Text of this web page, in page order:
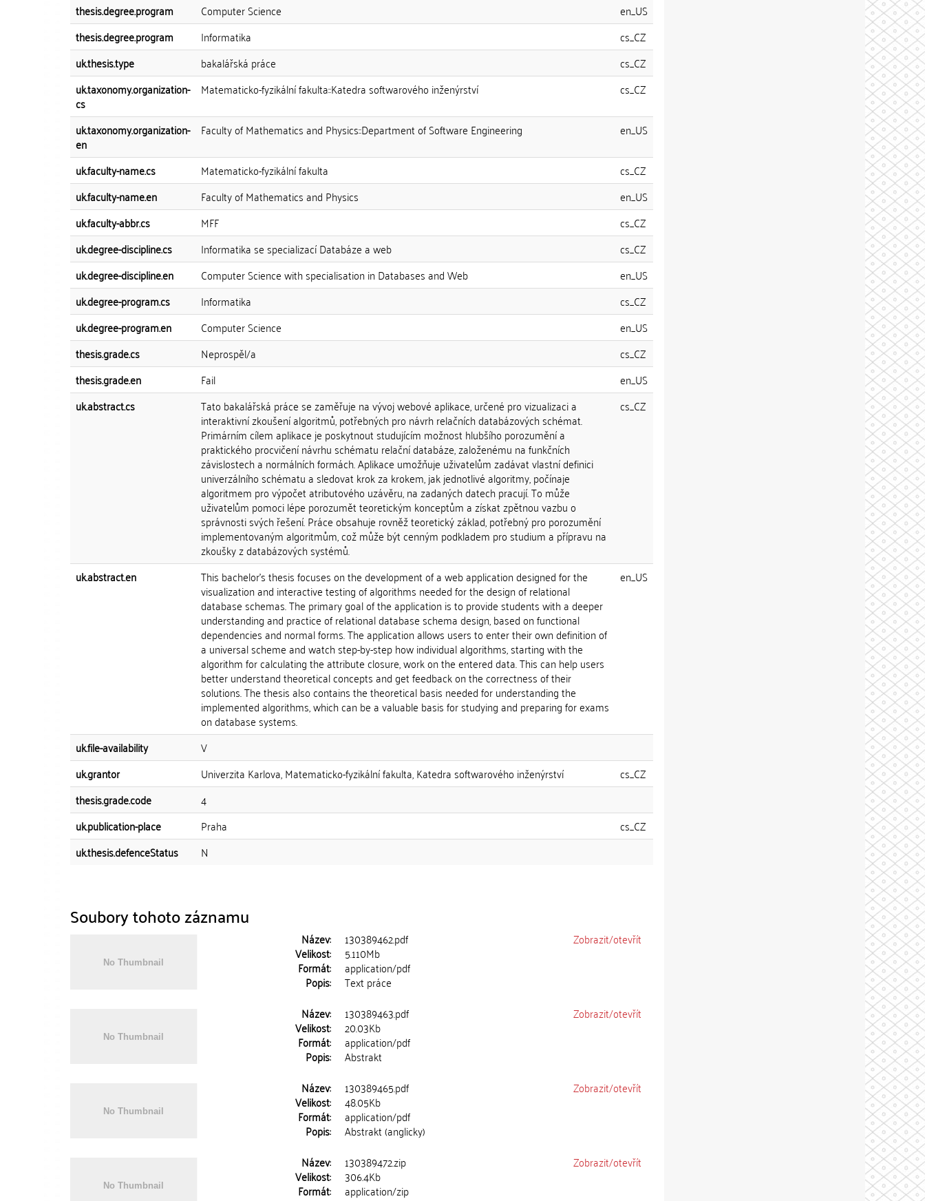
thesis.degree.program
Computer Science
en_US
thesis.degree.program
Informatika
cs_CZ
uk.thesis.type
bakalářská práce
cs_CZ
uk.taxonomy.organization-
cs
Matematicko-fyzikální fakulta::Katedra softwarového inženýrství cs_CZ
uk.taxonomy.organization-
en
Faculty of Mathematics and Physics::Department of Software Engineering en_US
uk.faculty-name.cs Matematicko-fyzikální fakulta
cs_CZ
uk.faculty-name.en
Faculty of Mathematics and Physics
en_US
uk.faculty-abbr.cs
MFF
cs_CZ
uk.degree-discipline.cs
Informatika se specializací Databáze a web
cs_CZ
uk.degree-discipline.en
Computer Science with specialisation in Databases and Web
en_US
uk.degree-program.cs
Informatika
cs_CZ
uk.degree-program.en
Computer Science
en_US
thesis.grade.cs
Neprospěl/a
cs_CZ
thesis.grade.en
Fail
en_US
uk.abstract.cs
Tato bakalářská práce se zaměřuje na vývoj webové aplikace, určené pro vizualizaci a
interaktivní zkoušení algoritmů, potřebných pro návrh relačních databázových schémat.
Primárním cílem aplikace je poskytnout studujícím možnost hlubšího porozumění a
praktického procvičení návrhu schématu relační databáze, založenému na funkčních
závislostech a normálních formách. Aplikace umožňuje uživatelům zadávat vlastní definici
univerzálního schématu a sledovat krok za krokem, jak jednotlivé algoritmy, počínaje
algoritmem pro výpočet atributového uzávěru, na zadaných datech pracují. To může
uživatelům pomoci lépe porozumět teoretickým konceptům a získat zpětnou vazbu o
správnosti svých řešení. Práce obsahuje rovněž teoretický základ, potřebný pro porozumění
implementovaným algoritmům, což může být cenným podkladem pro studium a přípravu na
zkoušky z databázových systémů.
cs_CZ
uk.abstract.en This bachelor's thesis focuses on the development of a web application designed for the
visualization and interactive testing of algorithms needed for the design of relational
database schemas. The primary goal of the application is to provide students with a deeper
understanding and practice of relational database schema design, based on functional
dependencies and normal forms. The application allows users to enter their own definition of
a universal scheme and watch step-by-step how individual algorithms, starting with the
algorithm for calculating the attribute closure, work on the entered data. This can help users
better understand theoretical concepts and get feedback on the correctness of their
solutions. The thesis also contains the theoretical basis needed for understanding the
implemented algorithms, which can be a valuable basis for studying and preparing for exams
on database systems.
en_US
uk.file-availability
V
uk.grantor
Univerzita Karlova, Matematicko-fyzikální fakulta, Katedra softwarového inženýrství
cs_CZ
thesis.grade.code
4
uk.publication-place
Praha
cs_CZ
uk.thesis.defenceStatus
N
Soubory tohoto záznamu
Název: 130389462.pdf
Velikost: 5.110Mb
Formát: application/pdf
Popis: Text práce
Zobrazit/otevřít
Název: 130389463.pdf
Velikost: 20.03Kb
Formát: application/pdf
Popis: Abstrakt
Zobrazit/otevřít
Název: 130389465.pdf
Velikost: 48.05Kb
Formát: application/pdf
Popis: Abstrakt (anglicky)
Zobrazit/otevřít
Název: 130389472.zip
Velikost: 306.4Kb
Formát: application/zip
Zobrazit/otevřít